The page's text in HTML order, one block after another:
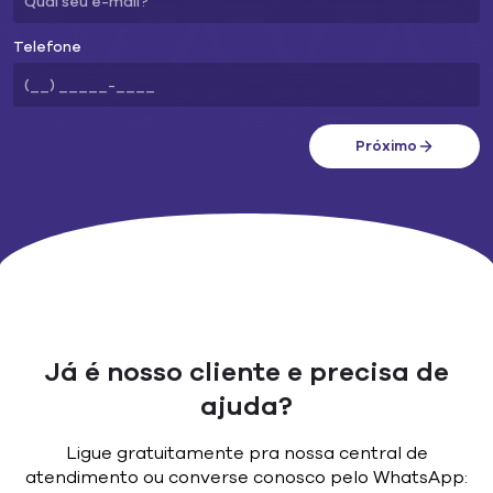
Telefone
Próximo
Já é nosso cliente e precisa de
ajuda?
Ligue gratuitamente pra nossa central de
atendimento ou converse conosco pelo WhatsApp: